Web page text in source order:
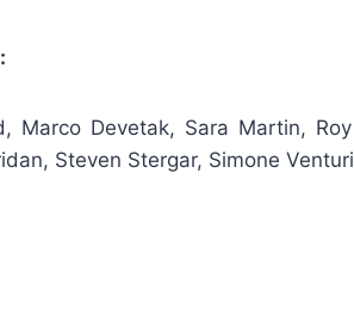
Marco Devetak, Sara Martin,
Steven Stergar, Simone